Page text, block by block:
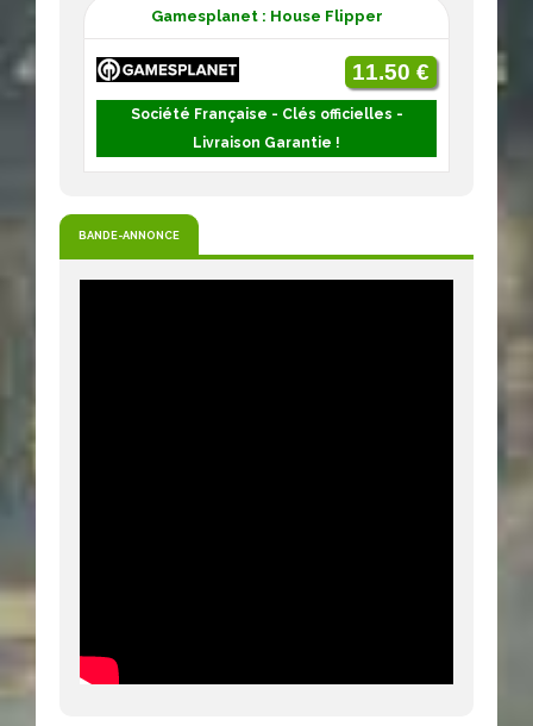
Gamesplanet : House Flipper
11.50 €
Société Française - Clés officielles -
Livraison Garantie !
BANDE-ANNONCE